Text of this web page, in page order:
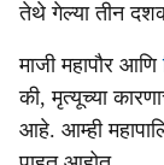
तेथे गेल्या तीन
माजी महापौर आणि
की, मृत्यूच्या
आहे. आम्ही